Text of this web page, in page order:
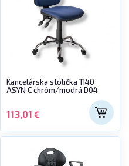
Kancelárska stolička 1140
ASYN C chróm/modrá D04
113,01 €